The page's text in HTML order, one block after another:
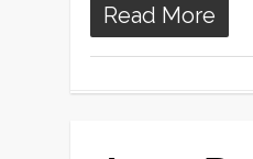
Read More